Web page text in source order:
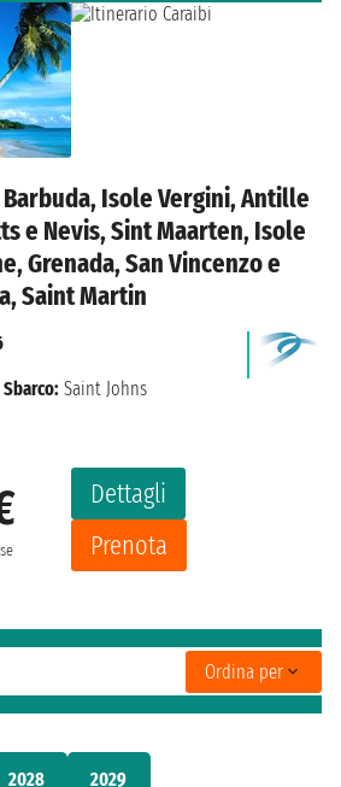
2028 2029
Isole Vergini, Antille
e Nevis, Sint Maarten, Isole
Grenada, San Vincenzo e
Saint Martin
Dettagli
Prenota
Sbarco: Saint Johns
Ordina per